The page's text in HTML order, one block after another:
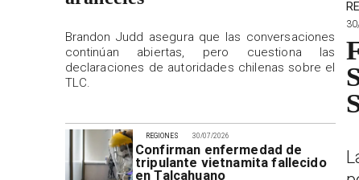
30/07/2026
Confirman enfermedad de
tripulante vietnamita fallecido
en Talcahuano
REGIONES
Brandon Judd asegura que las conversaciones
continúan abiertas, pero cuestiona las
declaraciones de autoridades chilenas sobre el
TLC.